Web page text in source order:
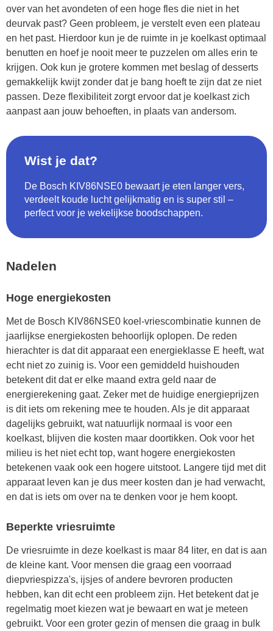
over van het avondeten of een hoge fles die niet in het
deurvak past? Geen probleem, je verstelt even een plateau
en het past. Hierdoor kun je de ruimte in je koelkast optimaal
benutten en hoef je nooit meer te puzzelen om alles erin te
krijgen. Ook kun je grotere kommen met beslag of desserts
gemakkelijk kwijt zonder dat je bang hoeft te zijn dat ze niet
passen. Deze flexibiliteit zorgt ervoor dat je koelkast zich
aanpast aan jouw behoeften, in plaats van andersom.
Wist je dat?
De Bosch KIV86NSE0 bewaart je eten langer vers,
verdeelt koude lucht gelijkmatig en is super stil –
perfect voor je wekelijkse boodschappen.
Nadelen
Hoge energiekosten
Met de Bosch KIV86NSE0 koel-vriescombinatie kunnen de
jaarlijkse energiekosten behoorlijk oplopen. De reden
hierachter is dat dit apparaat een energieklasse E heeft, wat
echt niet zo zuinig is. Voor een gemiddeld huishouden
betekent dit dat er elke maand extra geld naar de
energierekening gaat. Zeker met de huidige energieprijzen
is dit iets om rekening mee te houden. Als je dit apparaat
dagelijks gebruikt, wat natuurlijk normaal is voor een
koelkast, blijven die kosten maar doortikken. Ook voor het
milieu is het niet echt top, want hogere energiekosten
betekenen vaak ook een hogere uitstoot. Langere tijd met dit
apparaat leven kan je dus meer kosten dan je had verwacht,
en dat is iets om over na te denken voor je hem koopt.
Beperkte vriesruimte
De vriesruimte in deze koelkast is maar 84 liter, en dat is aan
de kleine kant. Voor mensen die graag een voorraad
diepvriespizza's, ijsjes of andere bevroren producten
hebben, kan dit echt een probleem zijn. Het betekent dat je
regelmatig moet kiezen wat je bewaart en wat je meteen
gebruikt. Voor een groter gezin of mensen die graag in bulk